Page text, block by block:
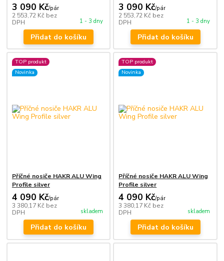
3 090 Kč/pár
2 553,72 Kč bez
DPH
1 - 3 dny
Přidat do košíku
3 090 Kč/pár
2 553,72 Kč bez
DPH
1 - 3 dny
Přidat do košíku
TOP produkt
Novinka
Příčné nosiče HAKR ALU Wing
Profile silver
4 090 Kč/pár
3 380,17 Kč bez
DPH
skladem
Přidat do košíku
TOP produkt
Novinka
Příčné nosiče HAKR ALU Wing
Profile silver
4 090 Kč/pár
3 380,17 Kč bez
DPH
skladem
Přidat do košíku